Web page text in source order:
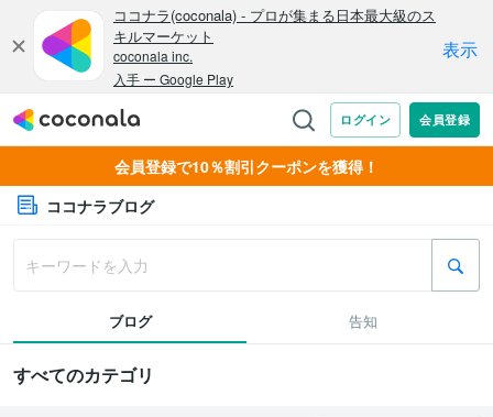
会員登録で10％割引クーポンを獲得！
ココナラブログ
ブログ 告知
すべてのカテゴリ